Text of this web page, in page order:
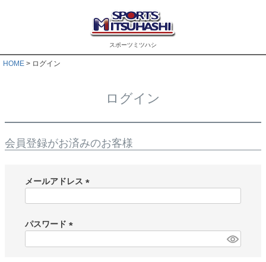
スポーツミツハシ
HOME ログイン
ログイン
会員登録がお済みのお客様
メールアドレス
)
パスワード